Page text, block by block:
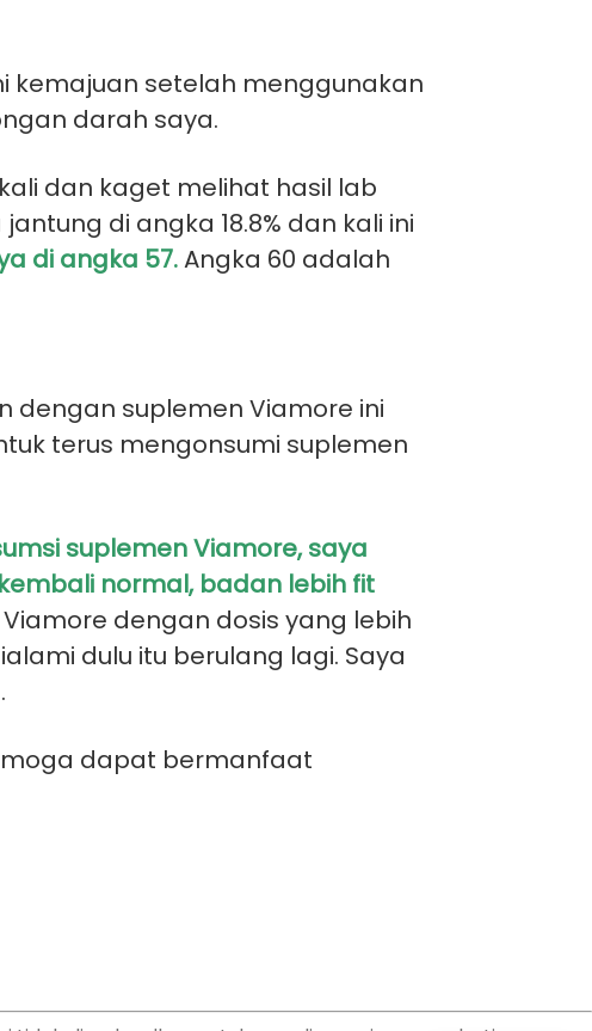
kemajuan setelah menggunakan
darah saya.
dan kaget melihat hasil lab
di angka 18.8% dan kali ini
di angka 57.Angka 60 adalah
dengan suplemen Viamore ini
terus mengonsumi suplemen
suplemen Viamore, saya
normal, badan lebih fit
dengan dosis yang lebih
dulu itu berulang lagi. Saya
dapat bermanfaat